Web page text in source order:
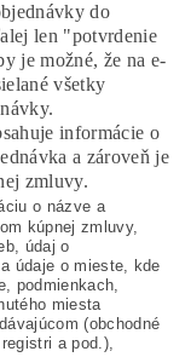
do
len "potvrdenie
je možné, že na e-
všetky
informácie o
a zároveň je
zmluvy.
o názve a
kúpnej zmluvy,
údaj o
údaje o mieste, kde
podmienkach,
miesta
(obchodné
a pod.),